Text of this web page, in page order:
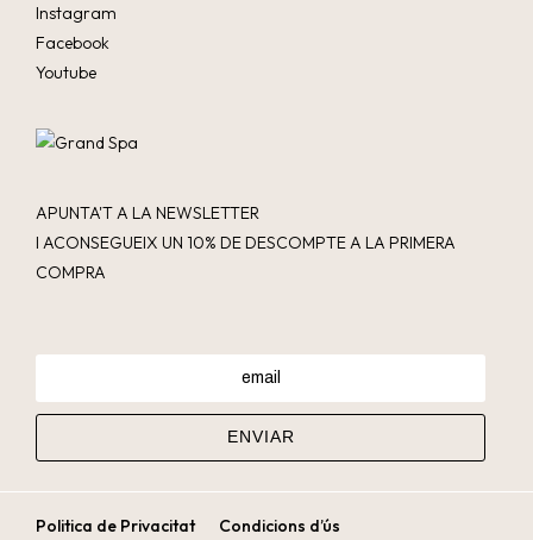
Instagram
Facebook
Youtube
APUNTA'T A LA NEWSLETTER
I ACONSEGUEIX UN 10% DE DESCOMPTE A LA PRIMERA
COMPRA
Politica de Privacitat Condicions d’ús